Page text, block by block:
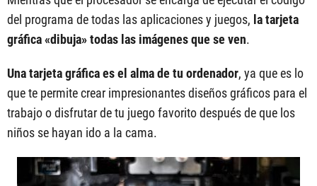
del programa de todas las aplicaciones y juegos, la tarjeta
gráfica «dibuja» todas las imágenes que se ven.
Una tarjeta gráfica es el alma de tu ordenador, ya que es lo
que te permite crear impresionantes diseños gráficos para el
trabajo o disfrutar de tu juego favorito después de que los
niños se hayan ido a la cama.